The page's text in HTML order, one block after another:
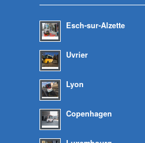
Esch-sur-Alzette
Uvrier
Lyon
Copenhagen